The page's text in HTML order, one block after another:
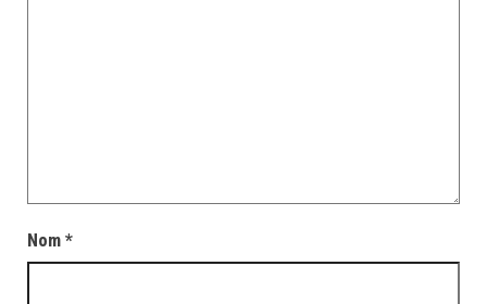
Nom *